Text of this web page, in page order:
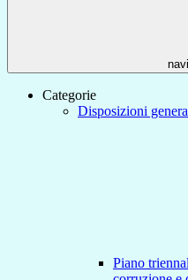
Categorie
Disposizioni
Piano